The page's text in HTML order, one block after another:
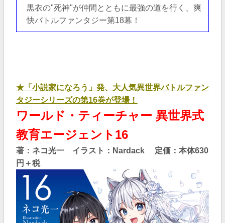
黒衣の"死神"が仲間とともに最強の道を行く、爽
快バトルファンタジー第18幕！
★「小説家になろう」発、大人気異世界バトルファン
タジーシリーズの第16巻が登場！
ワールド・ティーチャー 異世界式
教育エージェント16
著：ネコ光一 イラスト：Nardack 定価：本体630
円＋税